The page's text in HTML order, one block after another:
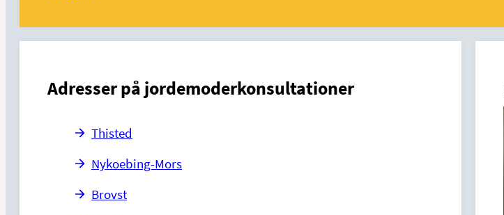
Adresser på jordemoderkonsultationer
Thisted
Nykoebing-Mors
Brovst